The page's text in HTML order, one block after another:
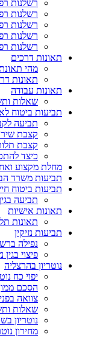
רשלנות
רשלנות
רשלנות
רשלנות
רשלנות
תאונות דרכים
מהי
תאונות
תאונות עבודה
שאלות
תביעות ביטוח
תביעה
קצבת
קצבת
כיצד
מחלת מקצוע
תביעות משרד
תביעות ביטוח
תביעה
תאונות אישיות
תאונות
תביעות נזיקין
נפילה
פיצוי
נוטריון בהרצליה
יפוי כח
הסכם
צוואה
שאלות
נוטריון
מחירון